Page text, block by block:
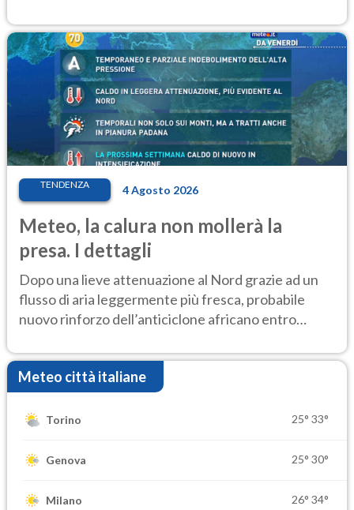
TENDENZA 4 Agosto 2026
Meteo, la calura non mollerà la
presa. I dettagli
Dopo una lieve attenuazione al Nord grazie ad un
flusso di aria leggermente più fresca, probabile
nuovo rinforzo dell’anticiclone africano entro
Meteo città italiane
Torino 25° 33°
Genova 25° 30°
Milano 26° 34°